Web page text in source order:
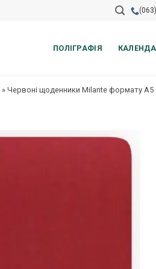
ПОЛІГРАФІЯ
» Червоні щоденники Milante формату А5